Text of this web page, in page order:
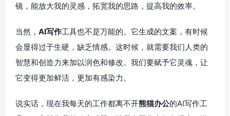
镜，能放大我的灵感，拓宽我的思路，提高我的效率。
当然， AI写作工具也不是万能的。它生成的文案，有时候
会显得过于生硬，缺乏情感。这时候，就需要我们人类的
智慧和创造力来加以润色和修改。我们要赋予它灵魂，让
它变得更加鲜活，更加有感染力。
说实话，现在我每天的工作都离不开熊猫办公的AI写作工